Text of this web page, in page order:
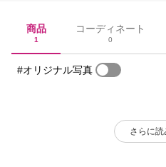
商品
1
コーディネート
0
#オリジナル写真
さらに